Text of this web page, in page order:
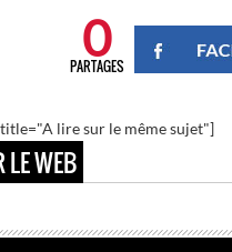
0
PARTAGES
lire sur le même sujet"]
WEB